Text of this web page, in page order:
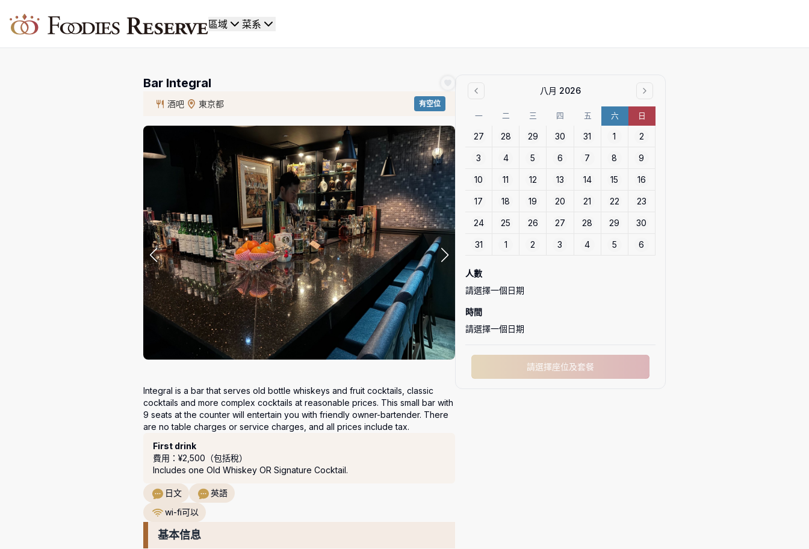
Foodies Reserve 區域 菜系
Bar Integral
酒吧 東京都 有空位
Integral is a bar that serves old bottle whiskeys and fruit cocktails, classic
cocktails and more complex cocktails at reasonable prices. This small bar with
9 seats at the counter will entertain you with friendly owner-bartender. There
are no table charges or service charges, and all prices include tax.
First drink
費用：¥2,500（包括稅）
Includes one Old Whiskey OR Signature Cocktail.
日文
英語
wi-fi可以
基本信息
八月 2026
一 二 三 四 五 六 日
27 28 29 30 31 1 2
3 4 5 6 7 8 9
10 11 12 13 14 15 16
17 18 19 20 21 22 23
24 25 26 27 28 29 30
31 1 2 3 4 5 6
人數
請選擇一個日期
時間
請選擇一個日期
請選擇座位及套餐